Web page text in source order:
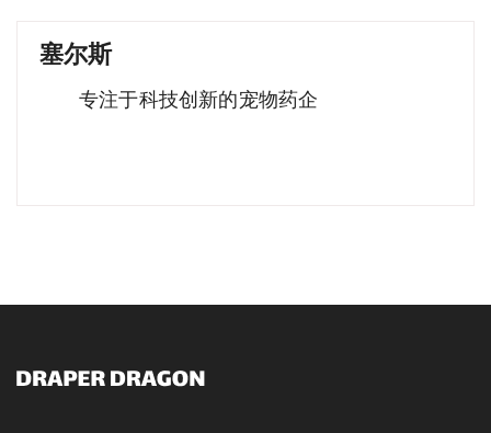
塞尔斯
专注于科技创新的宠物药企